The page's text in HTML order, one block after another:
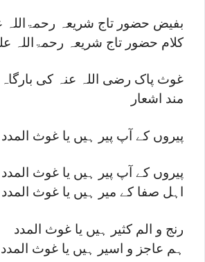
بفیض حضور تاج شریعہ رحمۃاللہ
کلام حضور تاج شریعہ رحمۃاللہ
غوث پاک رضی اللہ عنہ کی
مند اشعار
پیروں کے آپ پیر ہیں یا غوث المدد
پیروں کے آپ پیر ہیں یا غوث المدد
اہل صفا کے میر ہیں یا غوث المدد
رنج و الم کثیر ہیں یا غوث المدد
ہم عاجز و اسیر ہیں یا غوث المدد